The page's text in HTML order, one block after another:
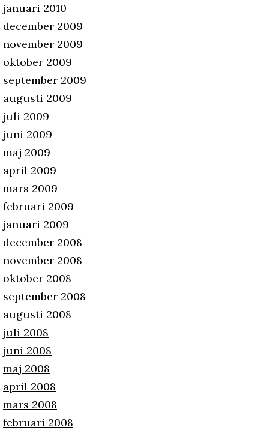
januari 2010
december 2009
november 2009
oktober 2009
september 2009
augusti 2009
juli 2009
juni 2009
maj 2009
april 2009
mars 2009
februari 2009
januari 2009
december 2008
november 2008
oktober 2008
september 2008
augusti 2008
juli 2008
juni 2008
maj 2008
april 2008
mars 2008
februari 2008